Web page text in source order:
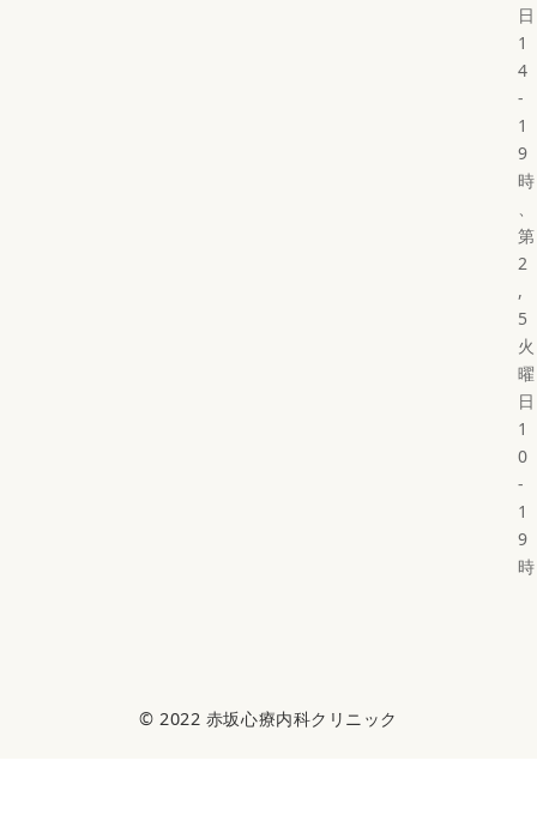
日
1
4
-
1
9
時
第
2
,
5
火
曜
日
1
0
-
1
9
時
© 2022 赤坂心療内科クリニック